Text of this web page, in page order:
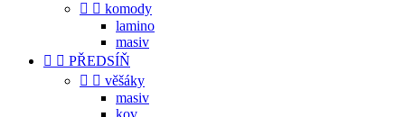
  komody
lamino
masiv
  PŘEDSÍŇ
  věšáky
masiv
kov